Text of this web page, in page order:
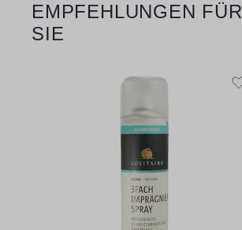
Produktgalerie überspringen
EMPFEHLUNGEN FÜR
SIE